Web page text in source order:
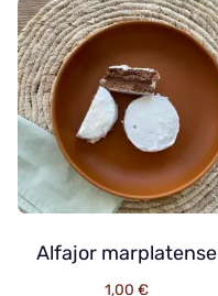
Alfajor marplatense
1,00 €